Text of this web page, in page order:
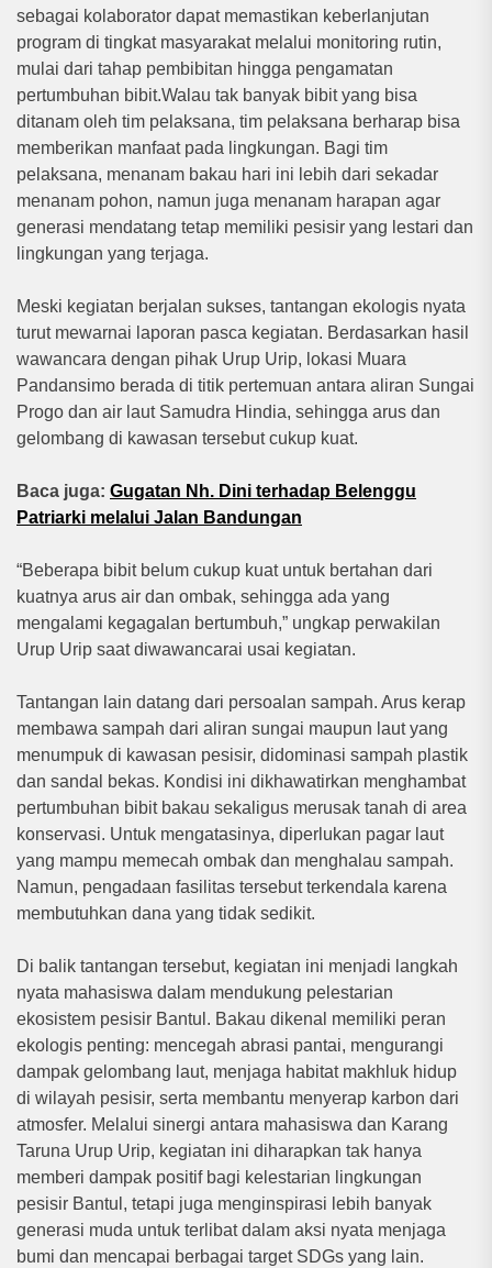
sebagai kolaborator dapat memastikan keberlanjutan
program di tingkat masyarakat melalui monitoring rutin,
mulai dari tahap pembibitan hingga pengamatan
pertumbuhan bibit.Walau tak banyak bibit yang bisa
ditanam oleh tim pelaksana, tim pelaksana berharap bisa
memberikan manfaat pada lingkungan. Bagi tim
pelaksana, menanam bakau hari ini lebih dari sekadar
menanam pohon, namun juga menanam harapan agar
generasi mendatang tetap memiliki pesisir yang lestari dan
lingkungan yang terjaga.
Meski kegiatan berjalan sukses, tantangan ekologis nyata
turut mewarnai laporan pasca kegiatan. Berdasarkan hasil
wawancara dengan pihak Urup Urip, lokasi Muara
Pandansimo berada di titik pertemuan antara aliran Sungai
Progo dan air laut Samudra Hindia, sehingga arus dan
gelombang di kawasan tersebut cukup kuat.
Baca juga: Gugatan Nh. Dini terhadap Belenggu
Patriarki melalui Jalan Bandungan
“Beberapa bibit belum cukup kuat untuk bertahan dari
kuatnya arus air dan ombak, sehingga ada yang
mengalami kegagalan bertumbuh,” ungkap perwakilan
Urup Urip saat diwawancarai usai kegiatan.
Tantangan lain datang dari persoalan sampah. Arus kerap
membawa sampah dari aliran sungai maupun laut yang
menumpuk di kawasan pesisir, didominasi sampah plastik
dan sandal bekas. Kondisi ini dikhawatirkan menghambat
pertumbuhan bibit bakau sekaligus merusak tanah di area
konservasi. Untuk mengatasinya, diperlukan pagar laut
yang mampu memecah ombak dan menghalau sampah.
Namun, pengadaan fasilitas tersebut terkendala karena
membutuhkan dana yang tidak sedikit.
Di balik tantangan tersebut, kegiatan ini menjadi langkah
nyata mahasiswa dalam mendukung pelestarian
ekosistem pesisir Bantul. Bakau dikenal memiliki peran
ekologis penting: mencegah abrasi pantai, mengurangi
dampak gelombang laut, menjaga habitat makhluk hidup
di wilayah pesisir, serta membantu menyerap karbon dari
atmosfer. Melalui sinergi antara mahasiswa dan Karang
Taruna Urup Urip, kegiatan ini diharapkan tak hanya
memberi dampak positif bagi kelestarian lingkungan
pesisir Bantul, tetapi juga menginspirasi lebih banyak
generasi muda untuk terlibat dalam aksi nyata menjaga
bumi dan mencapai berbagai target SDGs yang lain.